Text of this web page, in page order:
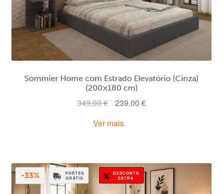
Sommier Home com Estrado Elevatório (Cinza)
(200×180 cm)
349,00€
O
original
239,00 €O
Ver mais
PORTES
GRÁTIS
DESCONTO
EXTRA
-33%